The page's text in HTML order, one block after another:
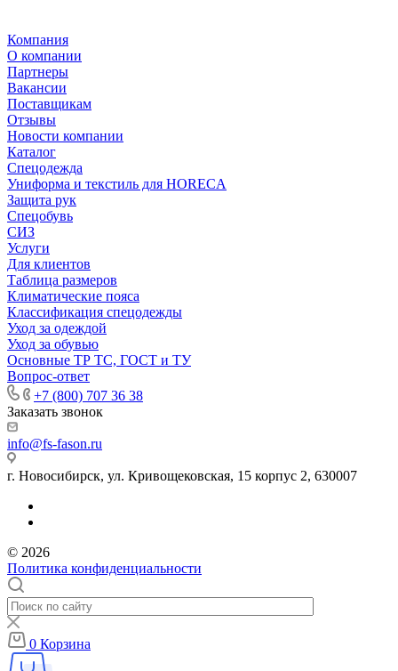
Компания
О компании
Партнеры
Вакансии
Поставщикам
Отзывы
Новости компании
Каталог
Спецодежда
Униформа и текстиль для HORECA
Защита рук
Спецобувь
СИЗ
Услуги
Для клиентов
Таблица размеров
Климатические пояса
Классификация спецодежды
Уход за одеждой
Уход за обувью
Основные ТР ТС, ГОСТ и ТУ
Вопрос-ответ
+7 (800) 707 36 38
Заказать звонок
info@fs-fason.ru
г. Новосибирск, ул. Кривощековская, 15 корпус 2, 630007
© 2026
Политика конфиденциальности
0 Корзина